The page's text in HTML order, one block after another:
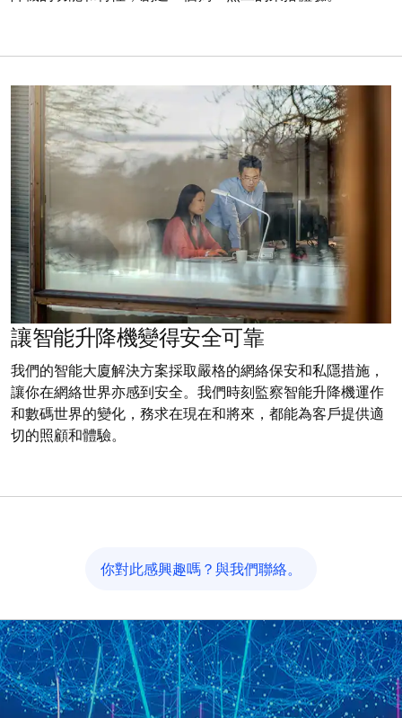
讓智能升降機變得安全可靠
我們的智能大廈解決方案採取嚴格的網絡保安和私隱措施，
讓你在網絡世界亦感到安全。我們時刻監察智能升降機運作
和數碼世界的變化，務求在現在和將來，都能為客戶提供適
切的照顧和體驗。
你對此感興趣嗎？與我們聯絡。